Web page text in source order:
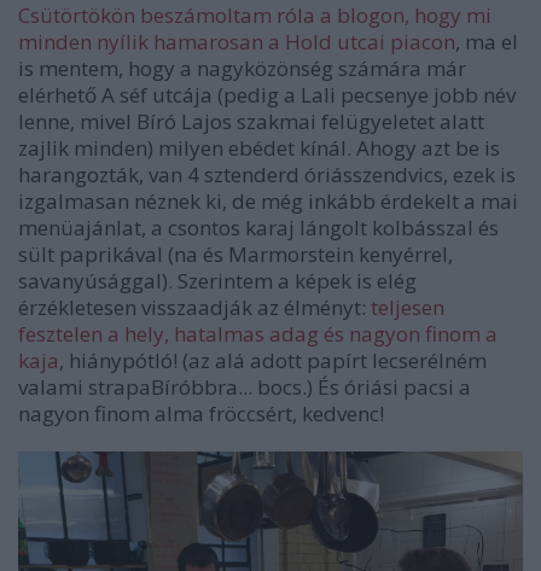
Csütörtökön beszámoltam róla a blogon, hogy mi
minden nyílik hamarosan a Hold utcai piacon, ma el
is mentem, hogy a nagyközönség számára már
elérhető A séf utcája (pedig a Lali pecsenye jobb név
lenne, mivel Bíró Lajos szakmai felügyeletet alatt
zajlik minden) milyen ebédet kínál. Ahogy azt be is
harangozták, van 4 sztenderd óriásszendvics, ezek is
izgalmasan néznek ki, de még inkább érdekelt a mai
menüajánlat, a csontos karaj lángolt kolbásszal és
sült paprikával (na és Marmorstein kenyérrel,
savanyúsággal). Szerintem a képek is elég
érzékletesen visszaadják az élményt: teljesen
fesztelen a hely, hatalmas adag és nagyon finom a
kaja, hiánypótló! (az alá adott papírt lecserélném
valami strapaBíróbbra... bocs.) És óriási pacsi a
nagyon finom alma fröccsért, kedvenc!